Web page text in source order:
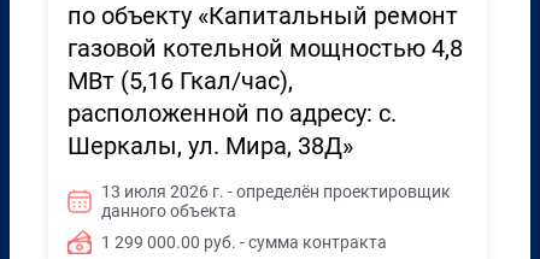
по объекту «Капитальный ремонт
газовой котельной мощностью 4,8
МВт (5,16 Гкал/час),
расположенной по адресу: с.
Шеркалы, ул. Мира, 38Д»
13 июля 2026 г. - определён проектировщик
данного объекта
1 299 000.00 руб. - сумма контракта